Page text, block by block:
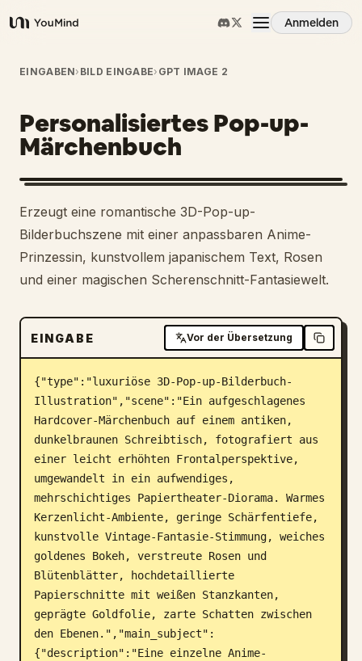
YouMind
Anmelden
Übersicht
Anwendungsfälle
Fähigkeiten
Prompts
Preise
Download
Blog
Updates
EINGABEN› BILD EINGABE› GPT IMAGE 2
Personalisiertes Pop-up-
Märchenbuch
Erzeugt eine romantische 3D-Pop-up-
Bilderbuchszene mit einer anpassbaren Anime-
Prinzessin, kunstvollem japanischem Text, Rosen
und einer magischen Scherenschnitt-Fantasiewelt.
EINGABE Vor der Übersetzung
{"type":"luxuriöse 3D-Pop-up-Bilderbuch-
Illustration","scene":"Ein aufgeschlagenes
Hardcover-Märchenbuch auf einem antiken,
dunkelbraunen Schreibtisch, fotografiert aus
einer leicht erhöhten Frontalperspektive,
umgewandelt in ein aufwendiges,
mehrschichtiges Papiertheater-Diorama. Warmes
Kerzenlicht-Ambiente, geringe Schärfentiefe,
kunstvolle Vintage-Fantasie-Stimmung, weiches
goldenes Bokeh, verstreute Rosen und
Blütenblätter, hochdetaillierte
Papierschnitte mit weißen Stanzkanten,
geprägte Goldfolie, zarte Schatten zwischen
den Ebenen.","main_subject":
{"description":"Eine einzelne Anime-